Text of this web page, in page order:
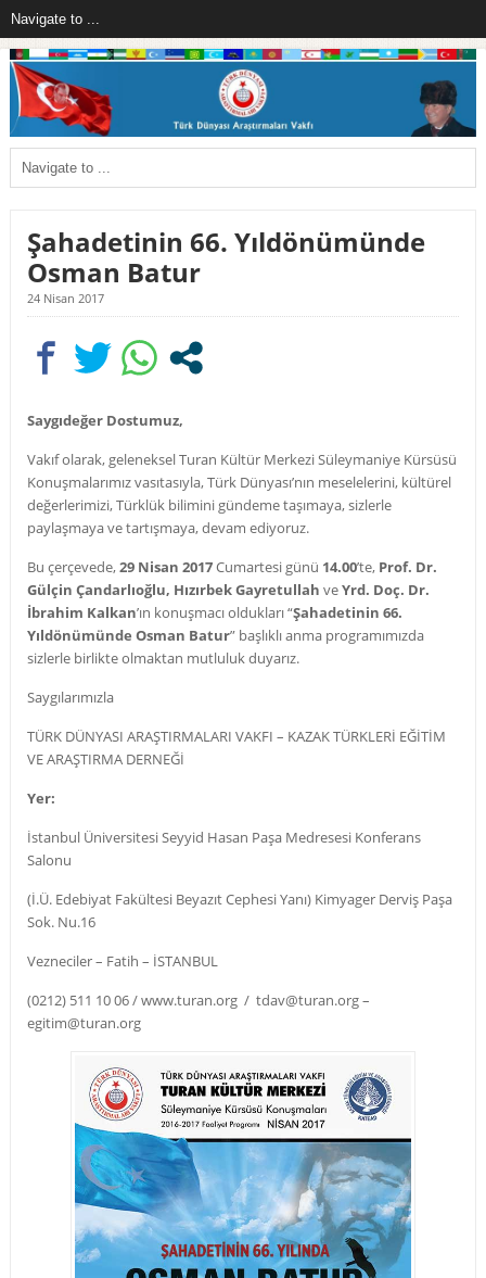
Şahadetinin 66. Yıldönümünde
Osman Batur
24 Nisan 2017
Saygıdeğer Dostumuz,
Vakıf olarak, geleneksel Turan Kültür Merkezi Süleymaniye Kürsüsü
Konuşmalarımız vasıtasıyla, Türk Dünyası’nın meselelerini, kültürel
değerlerimizi, Türklük bilimini gündeme taşımaya, sizlerle
paylaşmaya ve tartışmaya, devam ediyoruz.
Bu çerçevede,29 Nisan 2017Cumartesi günü 14.00’te, Prof. Dr.
Gülçin Çandarlıoğlu, Hızırbek Gayretullah veYrd. Doç. Dr.
İbrahim Kalkan’ın konuşmacı oldukları “Şahadetinin 66.
Yıldönümünde Osman Batur” başlıklı anma programımızda
sizlerle birlikte olmaktan mutluluk duyarız.
Saygılarımızla
TÜRK DÜNYASI ARAŞTIRMALARI VAKFI – KAZAK TÜRKLERİ EĞİTİM
VE ARAŞTIRMA DERNEĞİ
Yer:
İstanbul Üniversitesi Seyyid Hasan Paşa Medresesi Konferans
Salonu
(İ.Ü. Edebiyat Fakültesi Beyazıt Cephesi Yanı) Kimyager Derviş Paşa
Sok. Nu.16
Vezneciler – Fatih – İSTANBUL
(0212) 511 10 06 / www.turan.org / tdav@turan.org –
egitim@turan.org